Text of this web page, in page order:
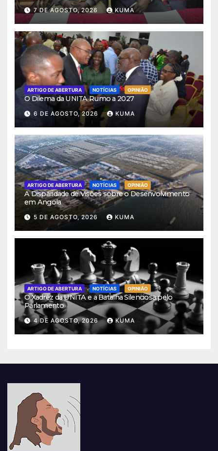
7 DE AGOSTO, 2026 KUMA
ARTIGO DE ABERTURA NOTÍCIAS OPINIÃO
O Dilema da UNITA Rumo a 2027
6 DE AGOSTO, 2026 KUMA
ARTIGO DE ABERTURA NOTÍCIAS OPINIÃO
A Disparidade de Visões sobre o Desenvolvimento
em Angola
5 DE AGOSTO, 2026 KUMA
ARTIGO DE ABERTURA NOTÍCIAS OPINIÃO
O Xadrez da UNITA e a Batalha Silenciosa pelo
Parlamento
4 DE AGOSTO, 2026 KUMA